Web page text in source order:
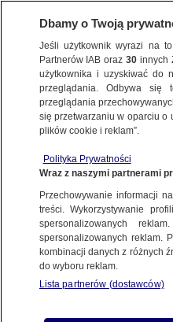
WARSZAWA
WAWER
otwockiej
Zespół autorek
2.06.2026, 12:53Aktualizacja:
Posłuchaj artykułu
Czyta lektor AI
Dbamy o Twoją
Jeśli użytkownik wyrazi na
Partnerów IAB oraz30 innych
użytkownika i uzyskiwać do
przeglądania. Odbywa się
przeglądania
się przetwarzaniu w oparciu o
plików cookie i reklam”.
Polityka Prywatności
Wraz z naszymi partnerami
Przechowywanie informacji
treści. Wykorzystywanie
spersonalizowanych
spersonalizowanych reklam.
kombinacji danych z różnych
do wyboru reklam.
Lista partnerów (dostawców)